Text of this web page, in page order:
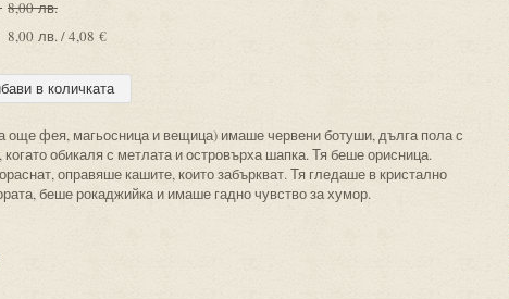
8,00 лв.
8,00 лв. / 4,08 €
още фея, магьосница и вещица) имаше червени ботуши, дълга пола с
обикаля с метлата и островърха шапка. Тя беше орисница.
оправяше кашите, които забъркват. Тя гледаше в кристално
беше рокаджийка и имаше гадно чувство за хумор.